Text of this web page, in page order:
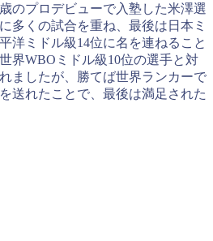
のプロデビューで入塾した米澤選
多くの試合を重ね、最後は日本ミ
洋ミドル級14位に名を連ねること
界WBOミドル級10位の選手と対
ましたが、勝てば世界ランカーで
送れたことで、最後は満足された